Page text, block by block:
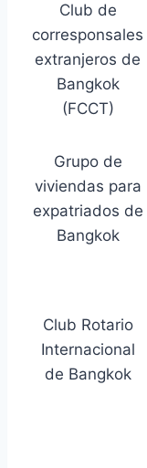
Club de
corresponsales
extranjeros de
Bangkok
(FCCT)
Grupo de
viviendas para
expatriados de
Bangkok
Club Rotario
Internacional
de Bangkok